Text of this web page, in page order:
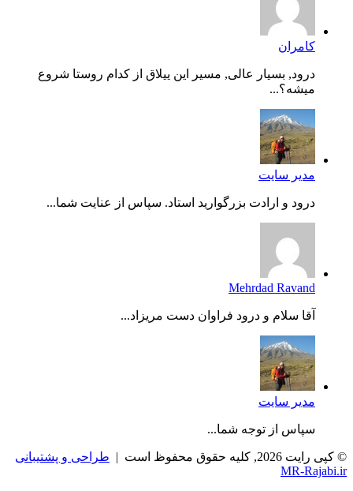
کامران
درود, بسیار عالی, مسیر این ییلاق از کدام روستا شروع
میشه؟...
مدیر سایت
درود و ارادت بزرگوارید استاد. سپاس از عنایت شما...
Mehrdad Ravand
آقا سلام و درود فراوان دست مریزاد...
مدیر سایت
سپاس از توجه شما...
© کپی رایت 2026, کلیه حقوق محفوظ است |
طراحی و پشتیبانی
MR-Rajabi.ir